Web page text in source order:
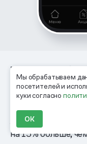
Мы обрабатываем
посетителей и
куки согласно
ОК
Метрики.Чтобы
от
проверяют
и смотрят, какое
ленты
на 15% больше,